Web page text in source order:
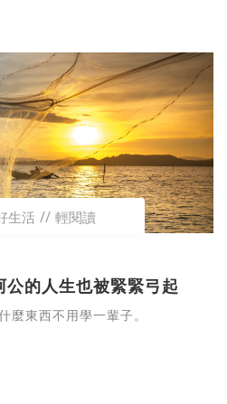
生活 輕閱讀
公的人生也被緊緊弓起
麼東西不用學一輩子。